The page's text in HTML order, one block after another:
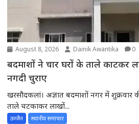
August 8, 2026 Dainik Awantika 0
बदमाशों ने चार घरों के ताले
नगदी चुराए
खरसौदकलां। अज्ञात बदमाशों नगर में
ताले चटकाकर लाखों...
उज्जैन स्थानीय समाचार